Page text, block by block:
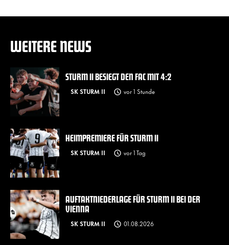
WEITERE NEWS
STURM II BESIEGT DEN FAC MIT 4:2
SK STURM II vor 1 Stunde
HEIMPREMIERE FÜR STURM II
SK STURM II vor 1 Tag
AUFTAKTNIEDERLAGE FÜR STURM II BEI DER
VIENNA
SK STURM II 01.08.2026